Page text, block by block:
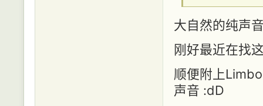
大自然的纯声
刚好最近在找
顺便附上
声音 :dD